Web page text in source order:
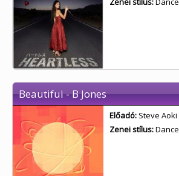
Beautiful - B Jones
Előadó: Steve Aoki
Zenei stílus:Dance